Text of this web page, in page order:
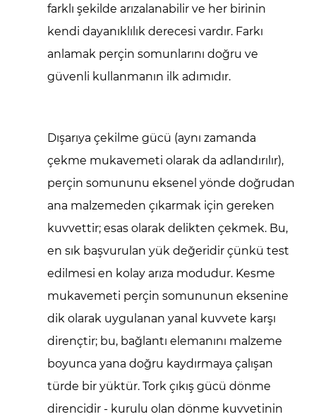
Malzemeye
Göre
Perçin
Yük
Temel
Malzeme
Kalınlığı
Herşeyi
Değiştirir?
3.1
Minimum
Sac
Kalınlığı
Gereksinimleri
3.2
Ana
Malzemenin
Sağlamlığı
farklı şekilde arızalanabilir ve her birinin
kendi dayanıklılık derecesi vardır. Farkı
anlamak perçin somunlarını doğru ve
güvenli kullanmanın ilk adımıdır.
Dışarıya çekilme gücü (aynı zamanda
çekme mukavemeti olarak da adlandırılır),
perçin somununu eksenel yönde doğrudan
ana malzemeden çıkarmak için gereken
kuvvettir; esas olarak delikten çekmek. Bu,
en sık başvurulan yük değeridir çünkü test
edilmesi en kolay arıza modudur. Kesme
mukavemeti perçin somununun eksenine
dik olarak uygulanan yanal kuvvete karşı
dirençtir; bu, bağlantı elemanını malzeme
boyunca yana doğru kaydırmaya çalışan
türde bir yüktür.Tork çıkış gücüdönme
direncidir - kurulu olan dönme kuvvetinin